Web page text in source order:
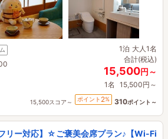
1泊 大人1名
合計(税込)
15,500円～
1名 15,500円～
15,500スコア～ ポイント 2% 310ポイント～
リー対応】☆ご褒美会席プラン♪【Wi-Fi